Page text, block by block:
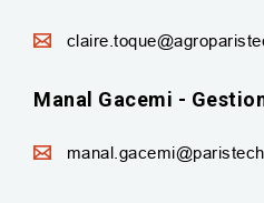
Manal Gacemi -